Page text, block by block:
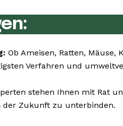
Ob Ameisen, Ratten,
Verfahren und
stehen Ihnen mit Rat
der Zukunft zu unterbinden.